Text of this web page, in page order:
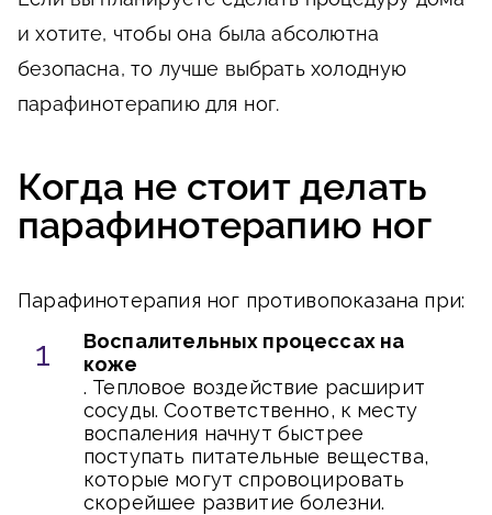
и хотите, чтобы она была абсолютна
безопасна, то лучше выбрать холодную
парафинотерапию для ног.
Когда не стоит делать
парафинотерапию ног
Парафинотерапия ног противопоказана при:
Воспалительных процессах на
коже
. Тепловое воздействие расширит
сосуды. Соответственно, к месту
воспаления начнут быстрее
поступать питательные вещества,
которые могут спровоцировать
скорейшее развитие болезни.